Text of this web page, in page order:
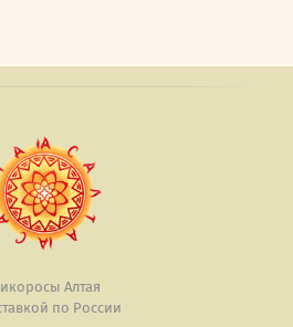
Алтая
по России